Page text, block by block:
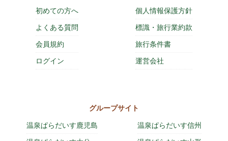
初めての方へ
よくある質問
会員規約
ログイン
個人情報保護方針
標識・旅行業約款
旅行条件書
運営会社
グループサイト
温泉ぱらだいす鹿児島 温泉ぱらだいす信州